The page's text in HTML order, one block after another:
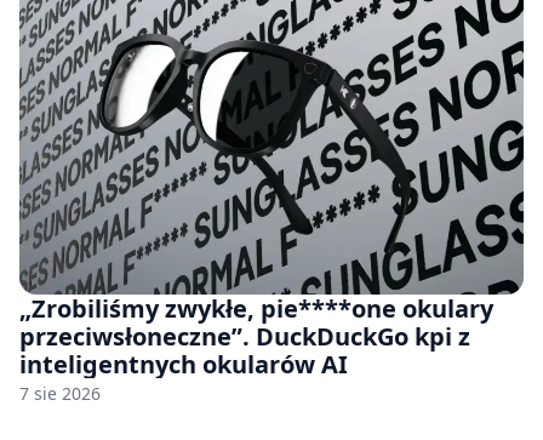
„Zrobiliśmy zwykłe, pie****one okulary
przeciwsłoneczne”. DuckDuckGo kpi z
inteligentnych okularów AI
7 sie 2026